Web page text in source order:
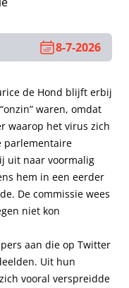
8-7-2026
de Hond blijft erbij
waren, omdat
waarop het virus zich
parlementaire
uit naar voormalig
hem in een eerder
De commissie wees
niet kon
aan die op Twitter
Uit hun
vooral verspreidde